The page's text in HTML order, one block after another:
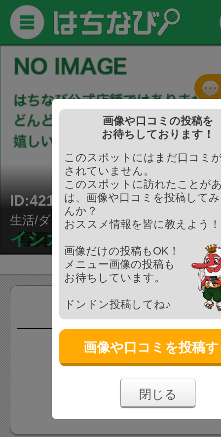
ID:421056
生活/ダンス教室
イシカワヒロユキダンス
画像(0枚)
画像はまだ投稿されていま
画像を投稿する
画像や口コミの投稿を
お待ちしております！
このスポットにはまだ口コミ
されていません。
このスポットに訪れたことが
は、画像や口コミを投稿して
んか？
おススメ情報を皆に教えよう
画像だけの投稿もOK！
メニュー画像の投稿も
お待ちしています。
ドンドン投稿してね♪
画像や口コミを投稿
閉じる